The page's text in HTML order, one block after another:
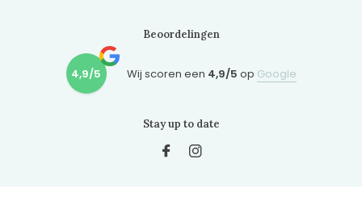
Beoordelingen
4,9/5 Wij scoren een 4,9/5 op Google
Stay up to date